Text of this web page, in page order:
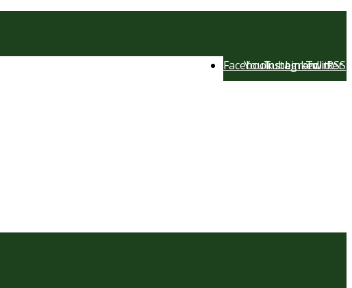
RSS
Twitter
LinkedIn
Instagram
YouTube
Facebook